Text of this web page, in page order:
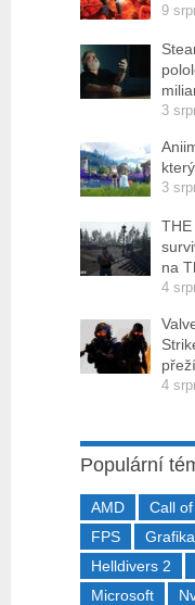
9
3
3
THE
na
4
4
Populární
AMD Call
FPS
Grafika
Helldivers 2
Microsoft